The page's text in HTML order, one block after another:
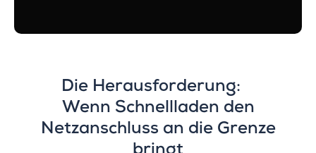
Die Herausforderung:
Wenn Schnellladen den
Netzanschluss an die Grenze